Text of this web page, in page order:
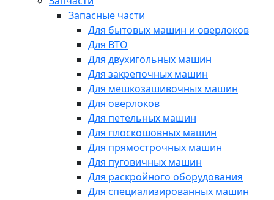
Запасные части
Для бытовых машин и оверлоков
Для ВТО
Для двухигольных машин
Для закрепочных машин
Для мешкозашивочных машин
Для оверлоков
Для петельных машин
Для плоскошовных машин
Для прямострочных машин
Для пуговичных машин
Для раскройного оборудования
Для специализированных машин